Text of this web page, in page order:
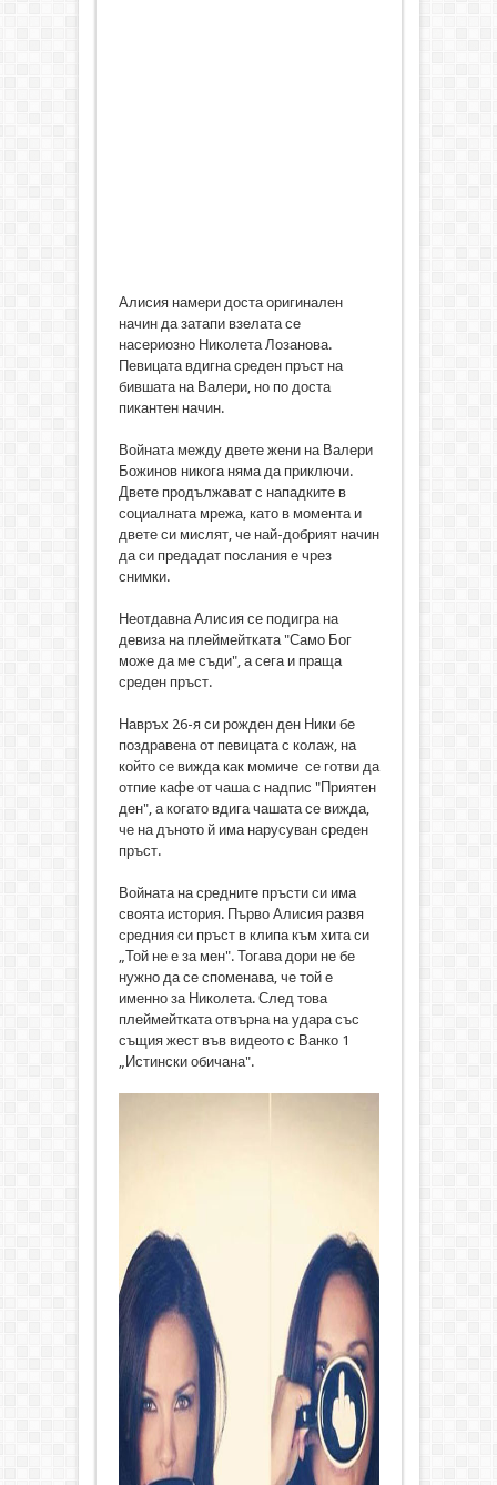
Алисия намери доста оригинален
начин да затапи взелата се
насериозно Николета Лозанова.
Певицата вдигна среден пръст на
бившата на Валери, но по доста
пикантен начин.
Войната между двете жени на Валери
Божинов никога няма да приключи.
Двете продължават с нападките в
социалната мрежа, като в момента и
двете си мислят, че най-добрият начин
да си предадат послания е чрез
снимки.
Неотдавна Алисия се подигра на
девиза на плеймейтката "Само Бог
може да ме съди", а сега и праща
среден пръст.
Навръх 26-я си рожден ден Ники бе
поздравена от певицата с колаж, на
който се вижда как момиче се готви да
отпие кафе от чаша с надпис "Приятен
ден", а когато вдига чашата се вижда,
че на дъното й има нарусуван среден
пръст.
Войната на средните пръсти си има
своята история. Първо Алисия развя
средния си пръст в клипа към хита си
„Той не е за мен". Тогава дори не бе
нужно да се споменава, че той е
именно за Николета. След това
плеймейтката отвърна на удара със
същия жест във видеото с Ванко 1
„Истински обичана".